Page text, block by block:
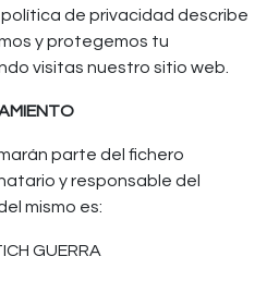
de privacidad describe
y protegemos tu
visitas nuestro sitio web.
parte del fichero
y responsable del
mismo es:
GUERRA